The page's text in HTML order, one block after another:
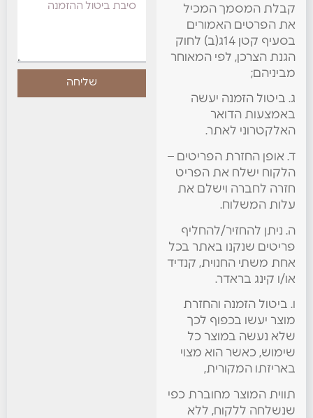
שליחה
קבלת המסמך המכיל
את הפרטים האמורים
בסעיף קטן 14ג(ב) לחוק
הגנת הצרכן, לפי המאוחר
מביניהם;
ג. ביטול הזמנה יעשה
באמצעות הדואר
האלקטרוני לאתר.
ד. אופן החזרת הפריטים –
הלקוח ישלח את הפריט
חזרה לחברה וישלם את
עלות המשלוח.
ה. ניתן להחזיר/להחליף
פריטים שנקנו באתר בכל
אחת משתי החנוית, קנדיד
או/ו קינג בראדר.
ו. ביטול הזמנה והחזרת
מוצר יעשו בכפוף לכך
שלא נעשה במוצר כל
שימוש, כאשר הוא מצוי
באריזתו המקורית,
תווית המוצר מחוברת כפי
שנשלחה ללקוח, ללא